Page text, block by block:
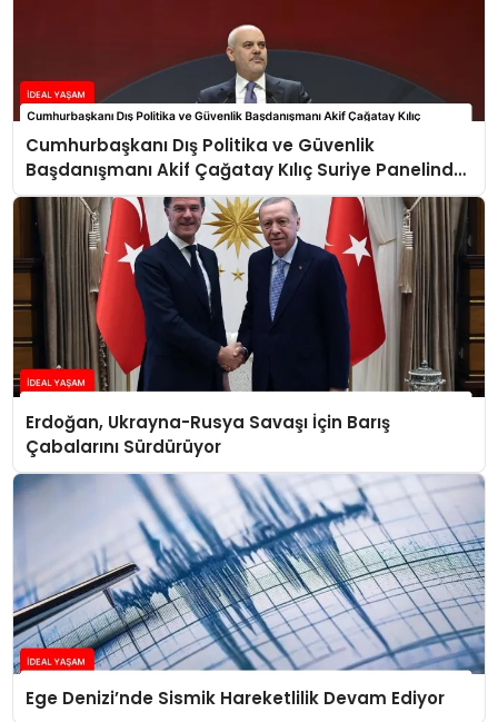
Cumhurbaşkanı Dış Politika ve Güvenlik
Başdanışmanı Akif Çağatay Kılıç Suriye Panelinde
Konuştu
Erdoğan, Ukrayna-Rusya Savaşı İçin Barış
Çabalarını Sürdürüyor
Ege Denizi’nde Sismik Hareketlilik Devam Ediyor